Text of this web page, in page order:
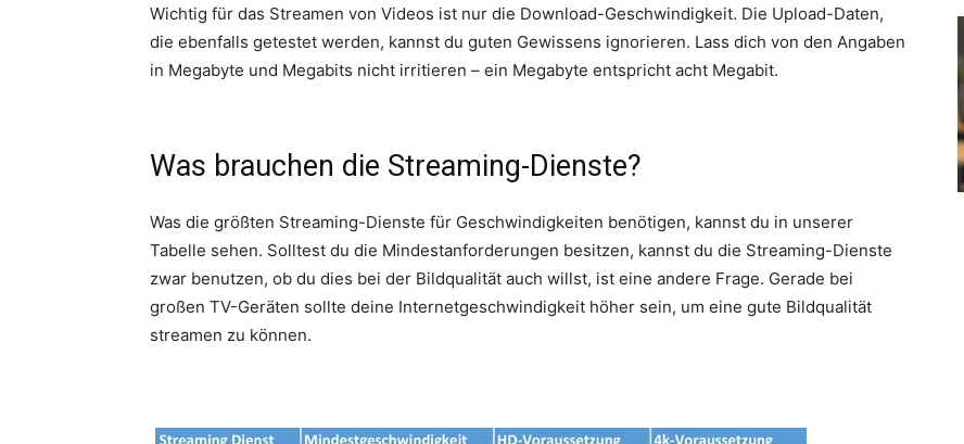
Wichtig für das Streamen von Videos ist nur die Download-Geschwindigkeit. Die Upload-Daten,
die ebenfalls getestet werden, kannst du guten Gewissens ignorieren. Lass dich von den Angaben
in Megabyte und Megabits nicht irritieren – ein Megabyte entspricht acht Megabit.
Was brauchen die Streaming-Dienste?
Was die größten Streaming-Dienste für Geschwindigkeiten benötigen, kannst du in unserer
Tabelle sehen. Solltest du die Mindestanforderungen besitzen, kannst du die Streaming-Dienste
zwar benutzen, ob du dies bei der Bildqualität auch willst, ist eine andere Frage. Gerade bei
großen TV-Geräten sollte deine Internetgeschwindigkeit höher sein, um eine gute Bildqualität
streamen zu können.